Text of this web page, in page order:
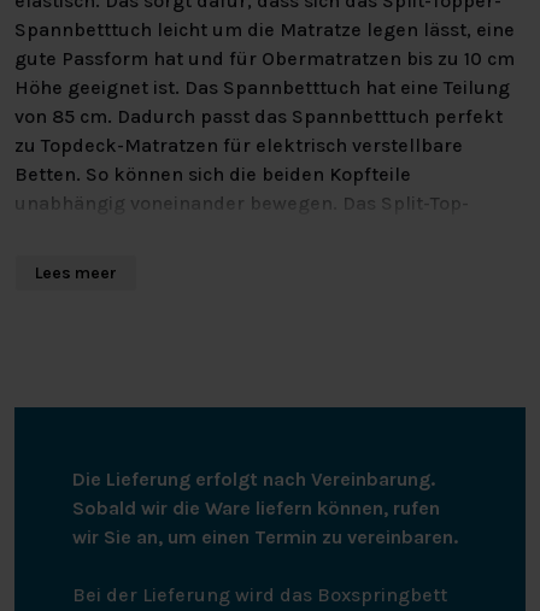
Spannbetttuch leicht um die Matratze legen lässt, eine
gute Passform hat und für Obermatratzen bis zu 10 cm
Höhe geeignet ist. Das Spannbetttuch hat eine Teilung
von 85 cm. Dadurch passt das Spannbetttuch perfekt
zu Topdeck-Matratzen für elektrisch verstellbare
Betten. So können sich die beiden Kopfteile
unabhängig voneinander bewegen. Das Split-Top-
Lees meer
Die Lieferung erfolgt nach Vereinbarung.
Sobald wir die Ware liefern können, rufen
wir Sie an, um einen Termin zu vereinbaren.
Bei der Lieferung wird das Boxspringbett